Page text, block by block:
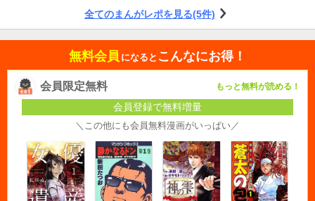
全てのまんがレポを見る(5件)
無料会員 になると こんなにお得！
会員限定無料 もっと無料が読める！
会員登録で無料増量
＼この他にも会員無料漫画がいっぱい／